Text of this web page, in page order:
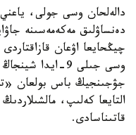
دەنساۋلىق مەكەمەسىنە
چيڭحايعا اۋعان
وسى جىلى 9-
جۋجىنجيڭ باس بولعان
التايعا كەلىپ،
قاتىناسادى.